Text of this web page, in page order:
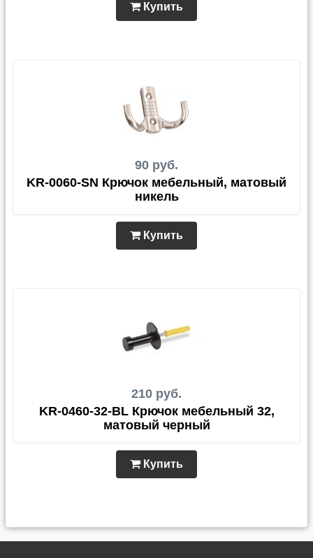
Купить
90 руб.
KR-0060-SN Крючок мебельный, матовый
никель
Купить
210 руб.
KR-0460-32-BL Крючок мебельный 32,
матовый черный
Купить